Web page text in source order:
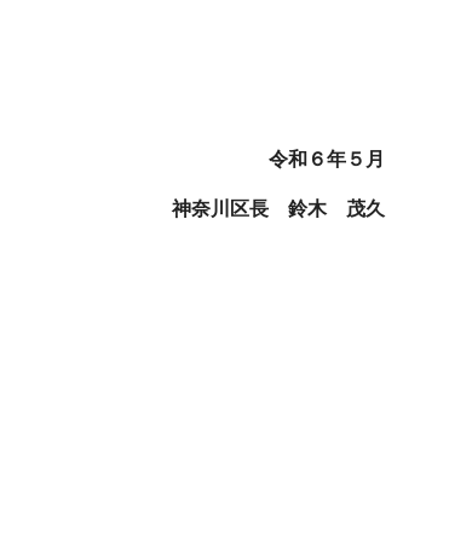
令和６年５月
神奈川区長 鈴木 茂久